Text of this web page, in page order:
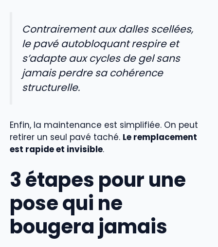
Contrairement aux dalles scellées,
le pavé autobloquant respire et
s’adapte aux cycles de gel sans
jamais perdre sa cohérence
structurelle.
Enfin, la maintenance est simplifiée. On peut
retirer un seul pavé taché. Le remplacement
est rapide et invisible.
3 étapes pour une
pose qui ne
bougera jamais